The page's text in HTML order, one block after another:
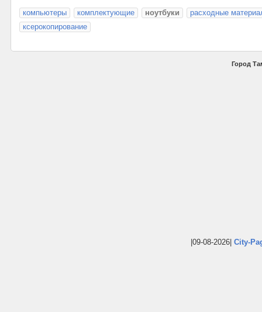
компьютеры
комплектующие ноутбуки
расходные
ксерокопирование
Город
|09-08-2026| City-